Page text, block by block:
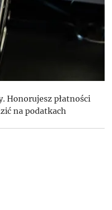
Honorujesz płatności
na podatkach